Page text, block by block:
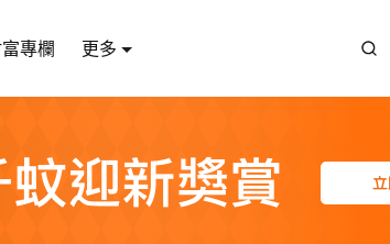
專欄 更多